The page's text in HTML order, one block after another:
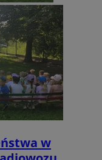
w